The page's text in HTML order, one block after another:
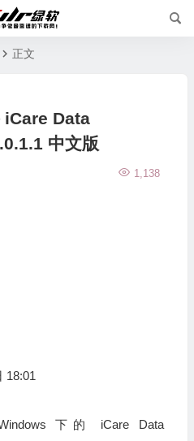
正文
iCare Data
中文版
1,138
18:01
下的 iCare Data